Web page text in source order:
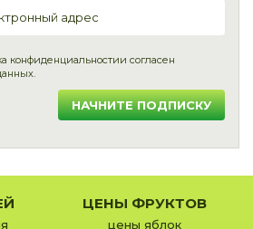
конфиденциальностии согласен
НАЧНИТЕ ПОДПИСКУ
ЦЕНЫ ФРУКТОВ
цены яблок